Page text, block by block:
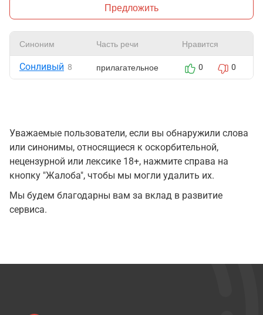
Предложить
Синоним Часть речи Нравится
Сонливый 8 прилагательное 0 0
Уважаемые пользователи, если вы обнаружили слова
или синонимы, относящиеся к оскорбительной,
нецензурной или лексике 18+, нажмите справа на
кнопку "Жалоба", чтобы мы могли удалить их.
Мы будем благодарны вам за вклад в развитие
сервиса.